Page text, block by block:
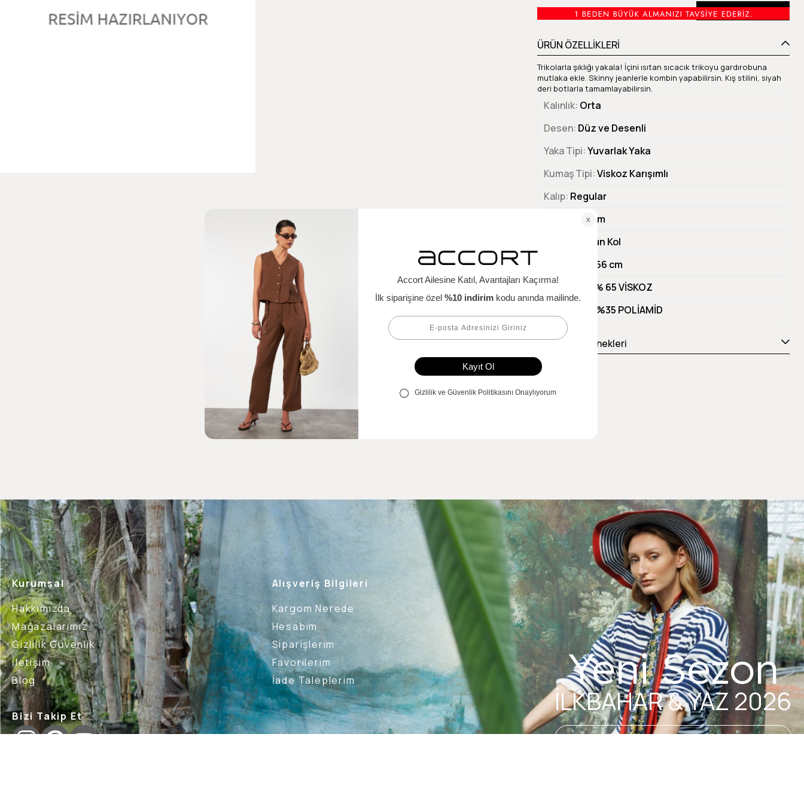
Beden Tablosu
ÜRÜN ÖZELLİKLERİ
Trikolarla şıklığı yakala! İçini ısıtan sıcacık trikoyu gardırobuna
mutlaka ekle. Skinny jeanlerle kombin yapabilirsin. Kış stilini, siyah
deri botlarla tamamlayabilirsin.
Kalınlık Orta
Desen Düz ve Desenli
Yaka Tipi Yuvarlak Yaka
Kumaş Tipi Viskoz Karışımlı
Kalıp Regular
53 cm
Uzun Kol
66 cm
Materyal 1
% 65 VİSKOZ
%35 POLİAMİD
Ödeme Seçenekleri
Kurumsal
Hakkımızda
Mağazalarımız
Gizlilik Güvenlik
İletişim
Blog
Alışveriş Bilgileri
Kargom Nerede
Hesabım
Siparişlerim
Favorilerim
İade Taleplerim
Bizi Takip Et
Yeni Sezon
İLKBAHAR & YAZ 2026
Keşfet